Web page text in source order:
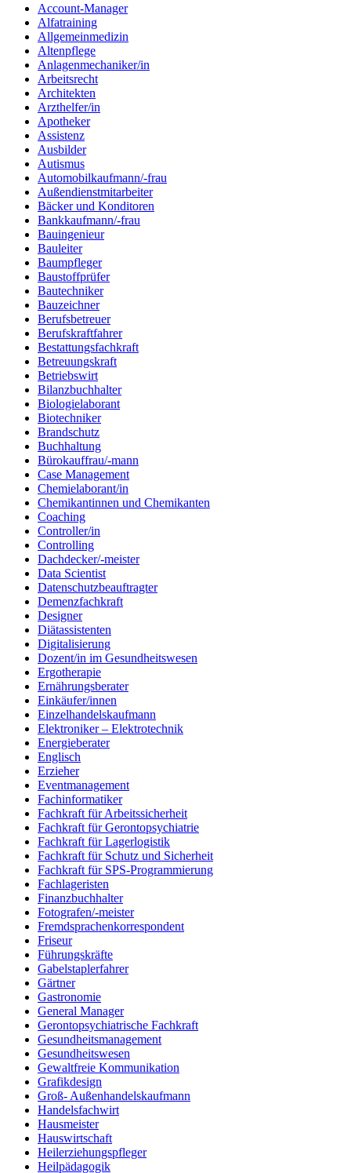
Account-Manager
Alfatraining
Allgemeinmedizin
Altenpflege
Anlagenmechaniker/in
Arbeitsrecht
Architekten
Arzthelfer/in
Apotheker
Assistenz
Ausbilder
Autismus
Automobilkaufmann/-frau
Außendienstmitarbeiter
Bäcker und Konditoren
Bankkaufmann/-frau
Bauingenieur
Bauleiter
Baumpfleger
Baustoffprüfer
Bautechniker
Bauzeichner
Berufsbetreuer
Berufskraftfahrer
Bestattungsfachkraft
Betreuungskraft
Betriebswirt
Bilanzbuchhalter
Biologielaborant
Biotechniker
Brandschutz
Buchhaltung
Bürokauffrau/-mann
Case Management
Chemielaborant/in
Chemikantinnen und Chemikanten
Coaching
Controller/in
Controlling
Dachdecker/-meister
Data Scientist
Datenschutzbeauftragter
Demenzfachkraft
Designer
Diätassistenten
Digitalisierung
Dozent/in im Gesundheitswesen
Ergotherapie
Ernährungsberater
Einkäufer/innen
Einzelhandelskaufmann
Elektroniker – Elektrotechnik
Energieberater
Englisch
Erzieher
Eventmanagement
Fachinformatiker
Fachkraft für Arbeitssicherheit
Fachkraft für Gerontopsychiatrie
Fachkraft für Lagerlogistik
Fachkraft für Schutz und Sicherheit
Fachkraft für SPS-Programmierung
Fachlageristen
Finanzbuchhalter
Fotografen/-meister
Fremdsprachenkorrespondent
Friseur
Führungskräfte
Gabelstaplerfahrer
Gärtner
Gastronomie
General Manager
Gerontopsychiatrische Fachkraft
Gesundheitsmanagement
Gesundheitswesen
Gewaltfreie Kommunikation
Grafikdesign
Groß- Außenhandelskaufmann
Handelsfachwirt
Hausmeister
Hauswirtschaft
Heilerziehungspfleger
Heilpädagogik